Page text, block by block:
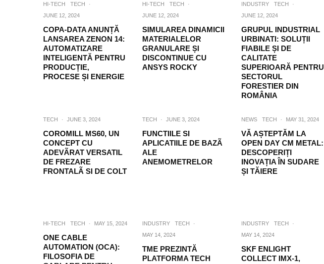
HI-TECH TECH
·
JUNE 12, 2024
COPA-DATA ANUNȚĂ
LANSAREA ZENON 14:
AUTOMATIZARE
INTELIGENTĂ PENTRU
PRODUCȚIE,
PROCESE ȘI ENERGIE
HI-TECH TECH
·
JUNE 12, 2024
SIMULAREA DINAMICII
MATERIALELOR
GRANULARE ȘI
DISCONTINUE CU
ANSYS ROCKY
INDUSTRY TECH
·
JUNE 12, 2024
GRUPUL INDUSTRIAL
URBINATI: SOLUȚII
FIABILE ȘI DE
CALITATE
SUPERIOARĂ PENTRU
SECTORUL
FORESTIER DIN
ROMÂNIA
TECH · JUNE 3, 2024
COROMILL MS60, UN
CONCEPT CU
ADEVÃRAT VERSATIL
DE FREZARE
FRONTALÃ SI DE COLT
TECH · JUNE 3, 2024
FUNCTIILE SI
APLICATIILE DE BAZÃ
ALE
ANEMOMETRELOR
NEWS TECH · MAY 31, 2024
VĂ AȘTEPTĂM LA
OPEN DAY CM METAL:
DESCOPERIȚI
INOVAȚIA ÎN SUDARE
ȘI TĂIERE
HI-TECH TECH · MAY 15, 2024
ONE CABLE
AUTOMATION (OCA):
FILOSOFIA DE
INDUSTRY TECH
·
MAY 14, 2024
TME PREZINTĂ
PLATFORMA TECH
INDUSTRY TECH
·
MAY 14, 2024
SKF ENLIGHT
COLLECT IMX-1,